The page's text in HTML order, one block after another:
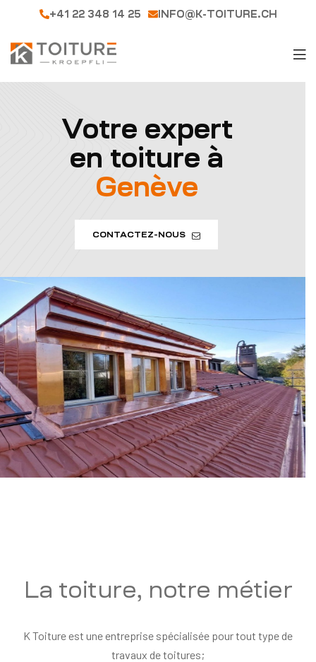
+41 22 348 14 25 INFO@K-TOITURE.CH
Votre expert
en toiture à
Genève
CONTACTEZ-NOUS
La toiture, notre métier
K Toiture est une entreprise spécialisée pour tout type de
travaux de toitures;